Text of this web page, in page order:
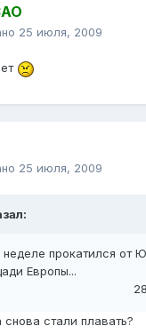
25 июля, 2009
25 июля, 2009
прокатился от
Европы...
стали плавать?